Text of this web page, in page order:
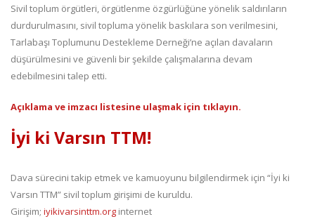
Sivil toplum örgütleri, örgütlenme özgürlüğüne yönelik saldırıların
durdurulmasını, sivil topluma yönelik baskılara son verilmesini,
Tarlabaşı Toplumunu Destekleme Derneği’ne açılan davaların
düşürülmesini ve güvenli bir şekilde çalışmalarına devam
edebilmesini talep etti.
Açıklama ve imzacı listesine ulaşmak için tıklayın.
İyi ki Varsın TTM!
Dava sürecini takip etmek ve kamuoyunu bilgilendirmek için “İyi ki
Varsın TTM” sivil toplum girişimi de kuruldu.
Girişim; iyikivarsinttm.org internet